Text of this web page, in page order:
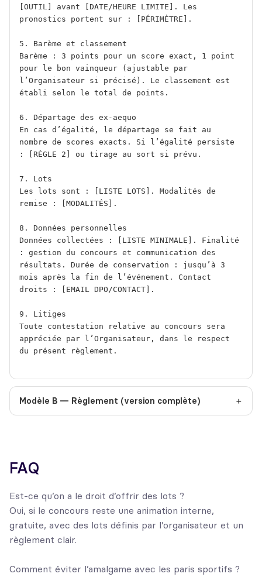
[OUTIL] avant [DATE/HEURE LIMITE]. Les
pronostics portent sur : [PÉRIMÈTRE].
5. Barème et classement
Barème : 3 points pour un score exact, 1 point
pour le bon vainqueur (ajustable par
l’Organisateur si précisé). Le classement est
établi selon le total de points.
6. Départage des ex-aequo
En cas d’égalité, le départage se fait au
nombre de scores exacts. Si l’égalité persiste
: [RÈGLE 2] ou tirage au sort si prévu.
7. Lots
Les lots sont : [LISTE LOTS]. Modalités de
remise : [MODALITÉS].
8. Données personnelles
Données collectées : [LISTE MINIMALE]. Finalité
: gestion du concours et communication des
résultats. Durée de conservation : jusqu’à 3
mois après la fin de l’événement. Contact
droits : [EMAIL DPO/CONTACT].
9. Litiges
Toute contestation relative au concours sera
appréciée par l’Organisateur, dans le respect
du présent règlement.
Modèle B — Règlement (version complète)
FAQ
Est-ce qu’on a le droit d’offrir des lots ?
Oui, si le concours reste une animation interne,
gratuite, avec des lots définis par l’organisateur et un
règlement clair.
Comment éviter l’amalgame avec les paris sportifs ?